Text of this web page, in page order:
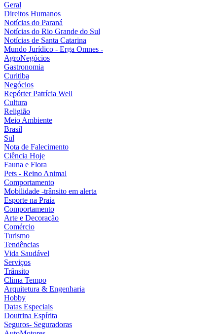
Geral
Direitos Humanos
Notícias do Paraná
Notícias do Rio Grande do Sul
Notícias de Santa Catarina
Mundo Jurídico - Erga Omnes -
AgroNegócios
Gastronomia
Curitiba
Negócios
Repórter Patrícia Well
Cultura
Religião
Meio Ambiente
Brasil
Sul
Nota de Falecimento
Ciência Hoje
Fauna e Flora
Pets - Reino Animal
Comportamento
Mobilidade -trânsito em alerta
Esporte na Praia
Comportamento
Arte e Decoração
Comércio
Turismo
Tendências
Vida Saudável
Serviços
Trânsito
Clima Tempo
Arquitetura & Engenharia
Hobby
Datas Especiais
Doutrina Espírita
Seguros- Seguradoras